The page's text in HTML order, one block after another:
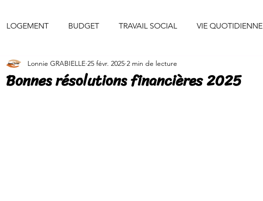
LOGEMENT BUDGET TRAVAIL SOCIAL VIE QUOTIDIENNE
RANGEMENT CONSEILS DECO
Bonnes résolutions financières 2025
Lonnie GRABIELLE 25 févr. 2025 2 min de lecture